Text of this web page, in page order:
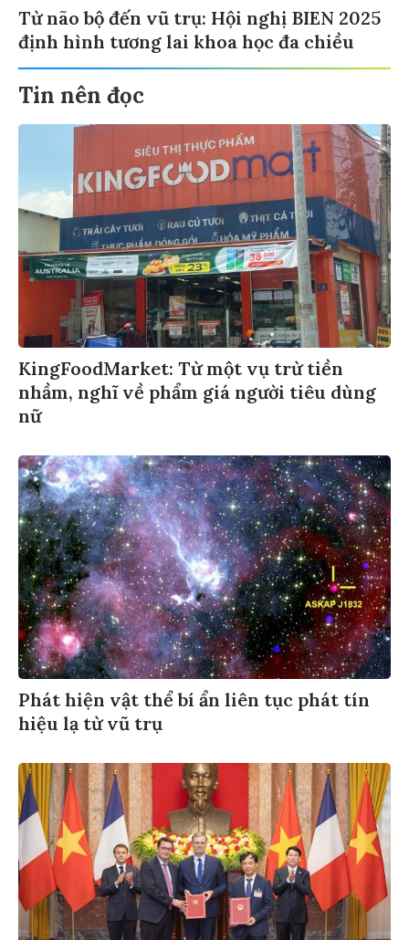
Từ não bộ đến vũ trụ: Hội nghị BIEN 2025
định hình tương lai khoa học đa chiều
Tin nên đọc
KingFoodMarket: Từ một vụ trừ tiền
nhầm, nghĩ về phẩm giá người tiêu dùng
nữ
Phát hiện vật thể bí ẩn liên tục phát tín
hiệu lạ từ vũ trụ